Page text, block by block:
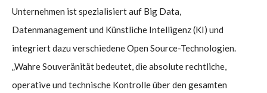
Unternehmen ist spezialisiert auf Big Data,
Datenmanagement und Künstliche Intelligenz (KI) und
integriert dazu verschiedene Open Source-Technologien.
„Wahre Souveränität bedeutet, die absolute rechtliche,
operative und technische Kontrolle über den gesamten